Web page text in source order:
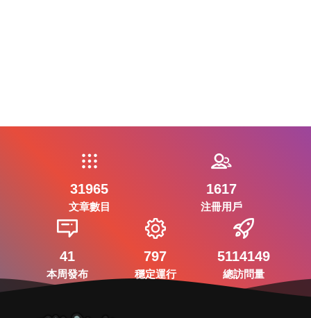
31965
文章數目
1617
注冊用戶
41
本周發布
797
穩定運行
5114149
總訪問量